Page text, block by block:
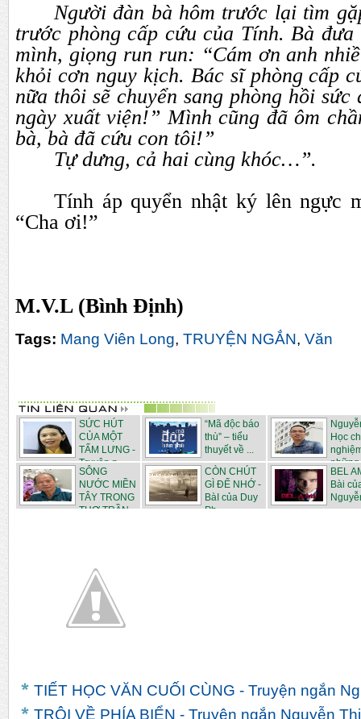
Người đàn bà hôm trước lại tìm
trước phòng cấp cứu của Tính. Bà
mình, giọng run run: “Cám ơn anh
khỏi cơn nguy kịch. Bác sĩ phòng cấp
nữa thôi sẽ chuyển sang phòng hồi
ngày xuất viện!” Mình cũng đã ôm
bà, bà đã cứu con tôi!”
Tự dưng, cả hai cùng khóc…”.
Tính áp quyển nhật ký lên ngực
“Cha ơi!”
M.V.L (Bình Định)
Tags: Mang Viên Long, TRUYỆN NGẮN, Văn
SỨC HÚT
CỦA MỘT
TẤM LƯNG -
Truyện n...
“Mã độc báo
thù” – tiểu
thuyết về ...
Học
những
SÔNG
NƯỚC MIỀN
TÂY TRONG
THƠ TRẦN
CÒN CHÚT
GÌ ĐỂ NHỚ -
BàI của Duy
Ph...
BEL
Bài
TIẾT HỌC VĂN CUỐI CÙNG - Truyện ngắn
TRÔI VỀ PHÍA BIỂN - Truyện ngắn Nguyễn